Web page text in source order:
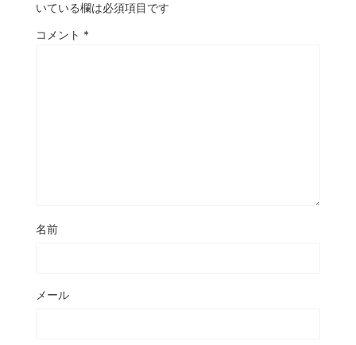
いている欄は必須項目です
コメント *
名前
メール